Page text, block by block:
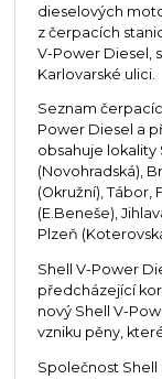
dieselových
z čerpacích
V-Power Diesel,
Karlovarské ulici.
Seznam
Power Diesel a
obsahuje lokality
(Novohradská),
(Okružní), Tábor,
(E.Beneše),
Plzeň
Shell V-Power
předcházející
nový Shell V-
vzniku pěny,
Společnost